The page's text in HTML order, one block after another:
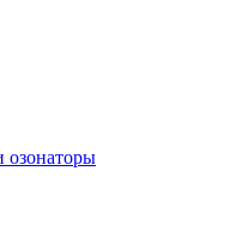
озонаторы